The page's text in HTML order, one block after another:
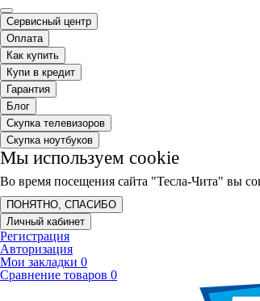
Сервисный центр
Оплата
Как купить
Купи в кредит
Гарантия
Блог
Скупка телевизоров
Скупка ноутбуков
Мы используем cookie
Во время посещения сайта "Тесла-Чита" вы
ПОНЯТНО, СПАСИБО
Личный кабинет
Регистрация
Авторизация
Мои закладки 0
Сравнение товаров 0